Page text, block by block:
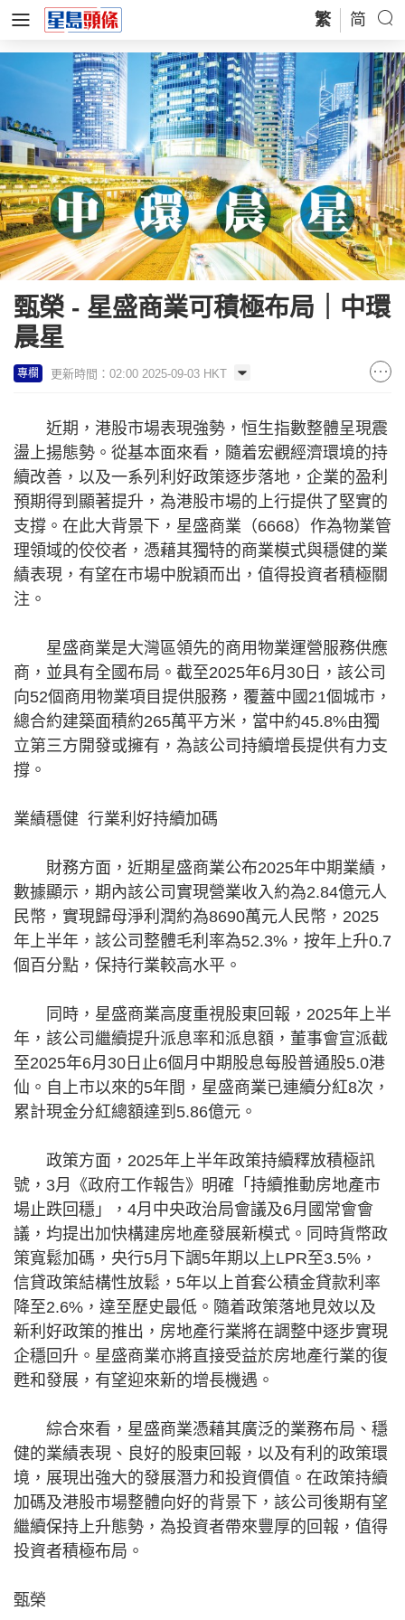
繁 简
甄榮 - 星盛商業可積極布局｜中環
晨星
專欄 更新時間：02:00 2025-09-03 HKT
近期，港股市場表現強勢，恒生指數整體呈現震
盪上揚態勢。從基本面來看，隨着宏觀經濟環境的持
續改善，以及一系列利好政策逐步落地，企業的盈利
預期得到顯著提升，為港股市場的上行提供了堅實的
支撐。在此大背景下，星盛商業（6668）作為物業管
理領域的佼佼者，憑藉其獨特的商業模式與穩健的業
績表現，有望在市場中脫穎而出，值得投資者積極關
注。
星盛商業是大灣區領先的商用物業運營服務供應
商，並具有全國布局。截至2025年6月30日，該公司
向52個商用物業項目提供服務，覆蓋中國21個城市，
總合約建築面積約265萬平方米，當中約45.8%由獨
立第三方開發或擁有，為該公司持續增長提供有力支
撐。
業績穩健 行業利好持續加碼
財務方面，近期星盛商業公布2025年中期業績，
數據顯示，期內該公司實現營業收入約為2.84億元人
民幣，實現歸母淨利潤約為8690萬元人民幣，2025
年上半年，該公司整體毛利率為52.3%，按年上升0.7
個百分點，保持行業較高水平。
同時，星盛商業高度重視股東回報，2025年上半
年，該公司繼續提升派息率和派息額，董事會宣派截
至2025年6月30日止6個月中期股息每股普通股5.0港
仙。自上市以來的5年間，星盛商業已連續分紅8次，
累計現金分紅總額達到5.86億元。
政策方面，2025年上半年政策持續釋放積極訊
號，3月《政府工作報告》明確「持續推動房地產市
場止跌回穩」，4月中央政治局會議及6月國常會會
議，均提出加快構建房地產發展新模式。同時貨幣政
策寬鬆加碼，央行5月下調5年期以上LPR至3.5%，
信貸政策結構性放鬆，5年以上首套公積金貸款利率
降至2.6%，達至歷史最低。隨着政策落地見效以及
新利好政策的推出，房地產行業將在調整中逐步實現
企穩回升。星盛商業亦將直接受益於房地產行業的復
甦和發展，有望迎來新的增長機遇。
綜合來看，星盛商業憑藉其廣泛的業務布局、穩
健的業績表現、良好的股東回報，以及有利的政策環
境，展現出強大的發展潛力和投資價值。在政策持續
加碼及港股市場整體向好的背景下，該公司後期有望
繼續保持上升態勢，為投資者帶來豐厚的回報，值得
投資者積極布局。
甄榮